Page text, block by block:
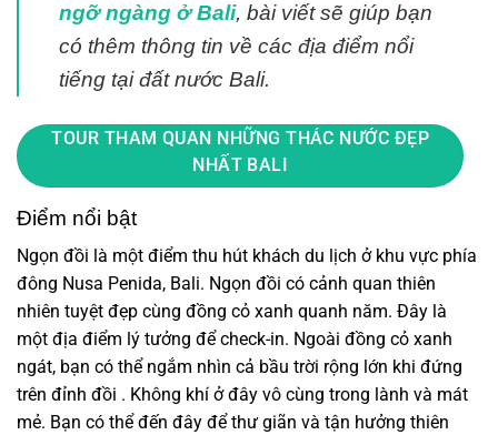
ngỡ ngàng ở Bali, bài viết sẽ giúp bạn
có thêm thông tin về các địa điểm nổi
tiếng tại đất nước Bali.
TOUR THAM QUAN NHỮNG THÁC NƯỚC ĐẸP
NHẤT BALI
Điểm nổi bật
Ngọn đồi là một điểm thu hút khách du lịch ở khu vực phía
đông Nusa Penida, Bali. Ngọn đồi có cảnh quan thiên
nhiên tuyệt đẹp cùng đồng cỏ xanh quanh năm. Đây là
một địa điểm lý tưởng để check-in. Ngoài đồng cỏ xanh
ngát, bạn có thể ngắm nhìn cả bầu trời rộng lớn khi đứng
trên đỉnh đồi . Không khí ở đây vô cùng trong lành và mát
mẻ. Bạn có thể đến đây để thư giãn và tận hưởng thiên